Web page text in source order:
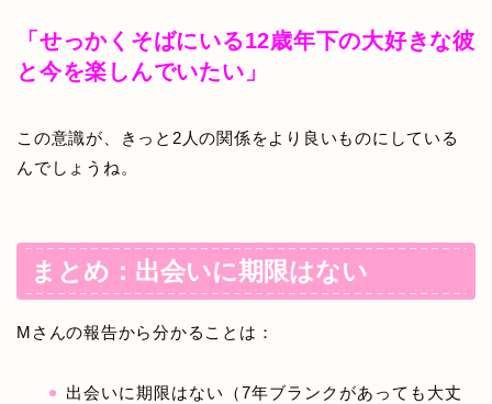
「せっかくそばにいる12歳年下の大好きな彼
と今を楽しんでいたい」
この意識が、きっと2人の関係をより良いものにしている
んでしょうね。
まとめ：出会いに期限はない
Mさんの報告から分かることは：
出会いに期限はない（7年ブランクがあっても大丈